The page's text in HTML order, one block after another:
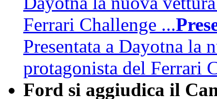
Ferrari Challenge ...
Presentata a Dayotna la
protagonista del Ferrari
Ford si aggiudica il